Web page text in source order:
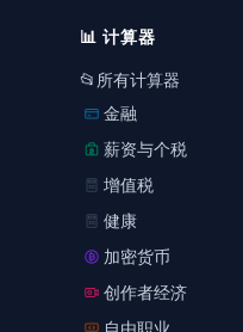
📊计算器
📂 所有计算器
金融
薪资与个税
增值税
健康
加密货币
创作者经济